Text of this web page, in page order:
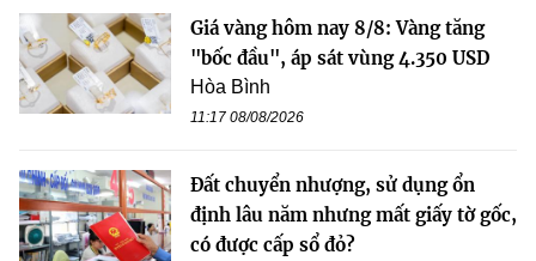
Giá vàng hôm nay 8/8: Vàng tăng
"bốc đầu", áp sát vùng 4.350 USD
Hòa Bình
11:17 08/08/2026
Đất chuyển nhượng, sử dụng ổn
định lâu năm nhưng mất giấy tờ gốc,
có được cấp sổ đỏ?